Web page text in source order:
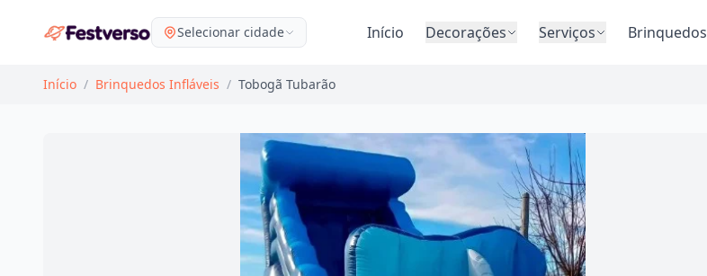
Selecionar cidade Início Decorações Serviços Brinquedos
Início / Brinquedos Infláveis / Tobogã Tubarão